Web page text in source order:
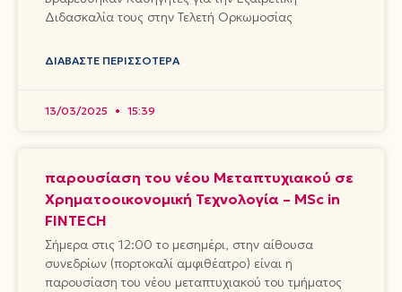
Διδασκαλία τους στην Τελετή Ορκωμοσίας
ΔΙΑΒΆΣΤΕ ΠΕΡΙΣΣΌΤΕΡΑ
13/03/2025 15:39
παρουσίαση του νέου Μεταπτυχιακού σε
Χρηματοοικονομική Τεχνολογία – MSc in
FINTECH
Σήμερα στις 12:00 το μεσημέρι, στην αίθουσα
συνεδρίων (πορτοκαλί αμφιθέατρο) είναι η
παρουσίαση του νέου μεταπτυχιακού του τμήματος